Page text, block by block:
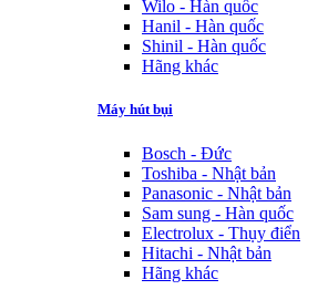
Wilo - Hàn quốc
Hanil - Hàn quốc
Shinil - Hàn quốc
Hãng khác
Máy hút bụi
Bosch - Đức
Toshiba - Nhật bản
Panasonic - Nhật bản
Sam sung - Hàn quốc
Electrolux - Thụy điển
Hitachi - Nhật bản
Hãng khác